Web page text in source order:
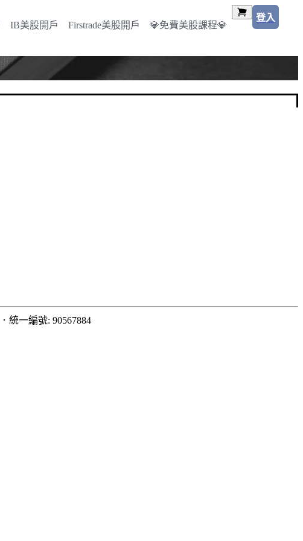
IB美股開戶 Firstrade美股開戶 💎免費美股課程💎
登入
． 統一編號: 90567884